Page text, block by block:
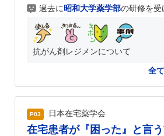
過去に昭和大学薬学部の研修を受
抗がん剤レジメンについて
全
P03 日本在宅薬学会
在宅患者が『困った』と言